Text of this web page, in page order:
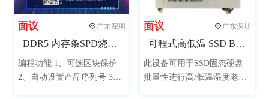
面议 广东深圳
DDR5 内存条SPD烧录器
编程功能 1、可选区块保护
2、自动设置产品序列号 3、
面议 广东深圳
可程式高低温 SSD BIT老化试验箱
此设备可用于SSD固态硬盘
批量性进行高/低温湿度老化